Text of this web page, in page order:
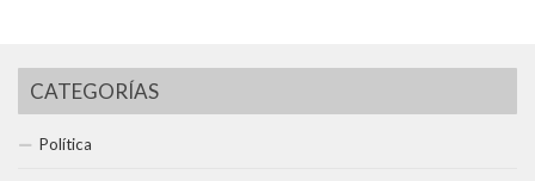
CATEGORÍAS
Política